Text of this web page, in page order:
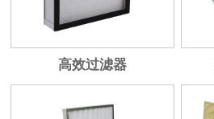
高效过滤器